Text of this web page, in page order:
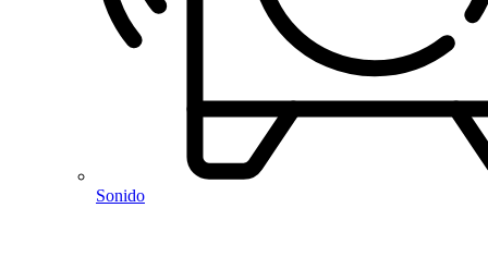
Sonido